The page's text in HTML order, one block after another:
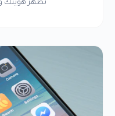
تُظهر هويتك